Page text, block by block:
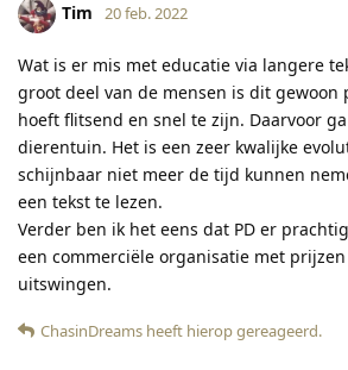
Tim 20 feb. 2022
Wat is er mis met educatie via langere
groot deel van de mensen is dit gewoon
hoeft flitsend en snel te zijn. Daarvoor
dierentuin. Het is een zeer kwalijke
schijnbaar niet meer de tijd kunnen
een tekst te lezen.
Verder ben ik het eens dat PD er
een commerciële organisatie met
uitswingen.
ChasinDreams heeft hierop gereageerd.